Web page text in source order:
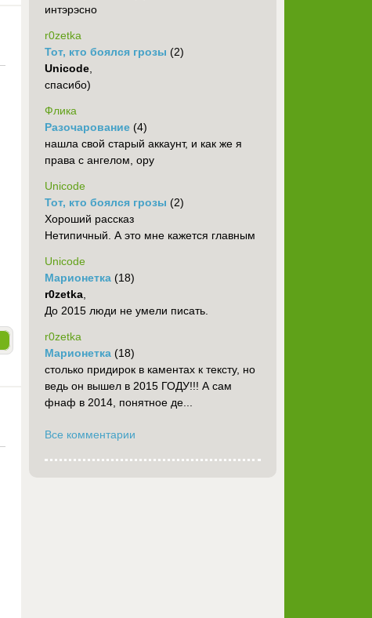
интэрэсно
r0zetka
Тот, кто боялся грозы (2)
Unicode
спасибо)
Флика
Разочарование (4)
нашла свой старый аккаунт, и как же я
права с ангелом, ору
Unicode
Тот, кто боялся грозы (2)
Хороший рассказ
Нетипичный. А это мне кажется главным
Unicode
Марионетка (18)
r0zetka
До 2015 люди не умели писать.
r0zetka
Марионетка (18)
столько придирок в каментах к тексту, но
ведь он вышел в 2015 ГОДУ!!! А сам
фнаф в 2014, понятное де...
Все комментарии